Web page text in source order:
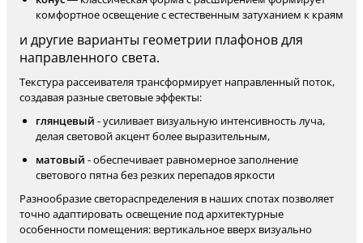
комфортное освещение с естественным затуханием к краям
и другие варианты геометрии плафонов для
направленного света.
Текстура рассеивателя трансформирует направленный поток,
создавая разные световые эффекты:
глянцевый - усиливает визуальную интенсивность луча,
делая световой акцент более выразительным,
матовый - обеспечивает равномерное заполнение
светового пятна без резких перепадов яркости
Разнообразие светораспределения в наших спотах позволяет
точно адаптировать освещение под архитектурные
особенности помещения: вертикальное вверх визуально